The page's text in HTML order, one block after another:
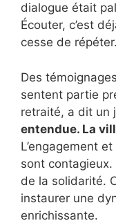
dialogue était
Écouter, c’est
cesse de répéter.
Des
sentent partie
retraité, a dit un
entendue. La
L’engagement
sont
de la solidarité.
instaurer une
enrichissante.